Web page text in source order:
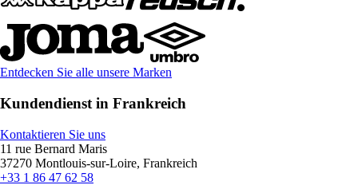
Entdecken Sie alle unsere Marken
Kundendienst in Frankreich
Kontaktieren Sie uns
11 rue Bernard Maris
37270 Montlouis-sur-Loire, Frankreich
+33 1 86 47 62 58